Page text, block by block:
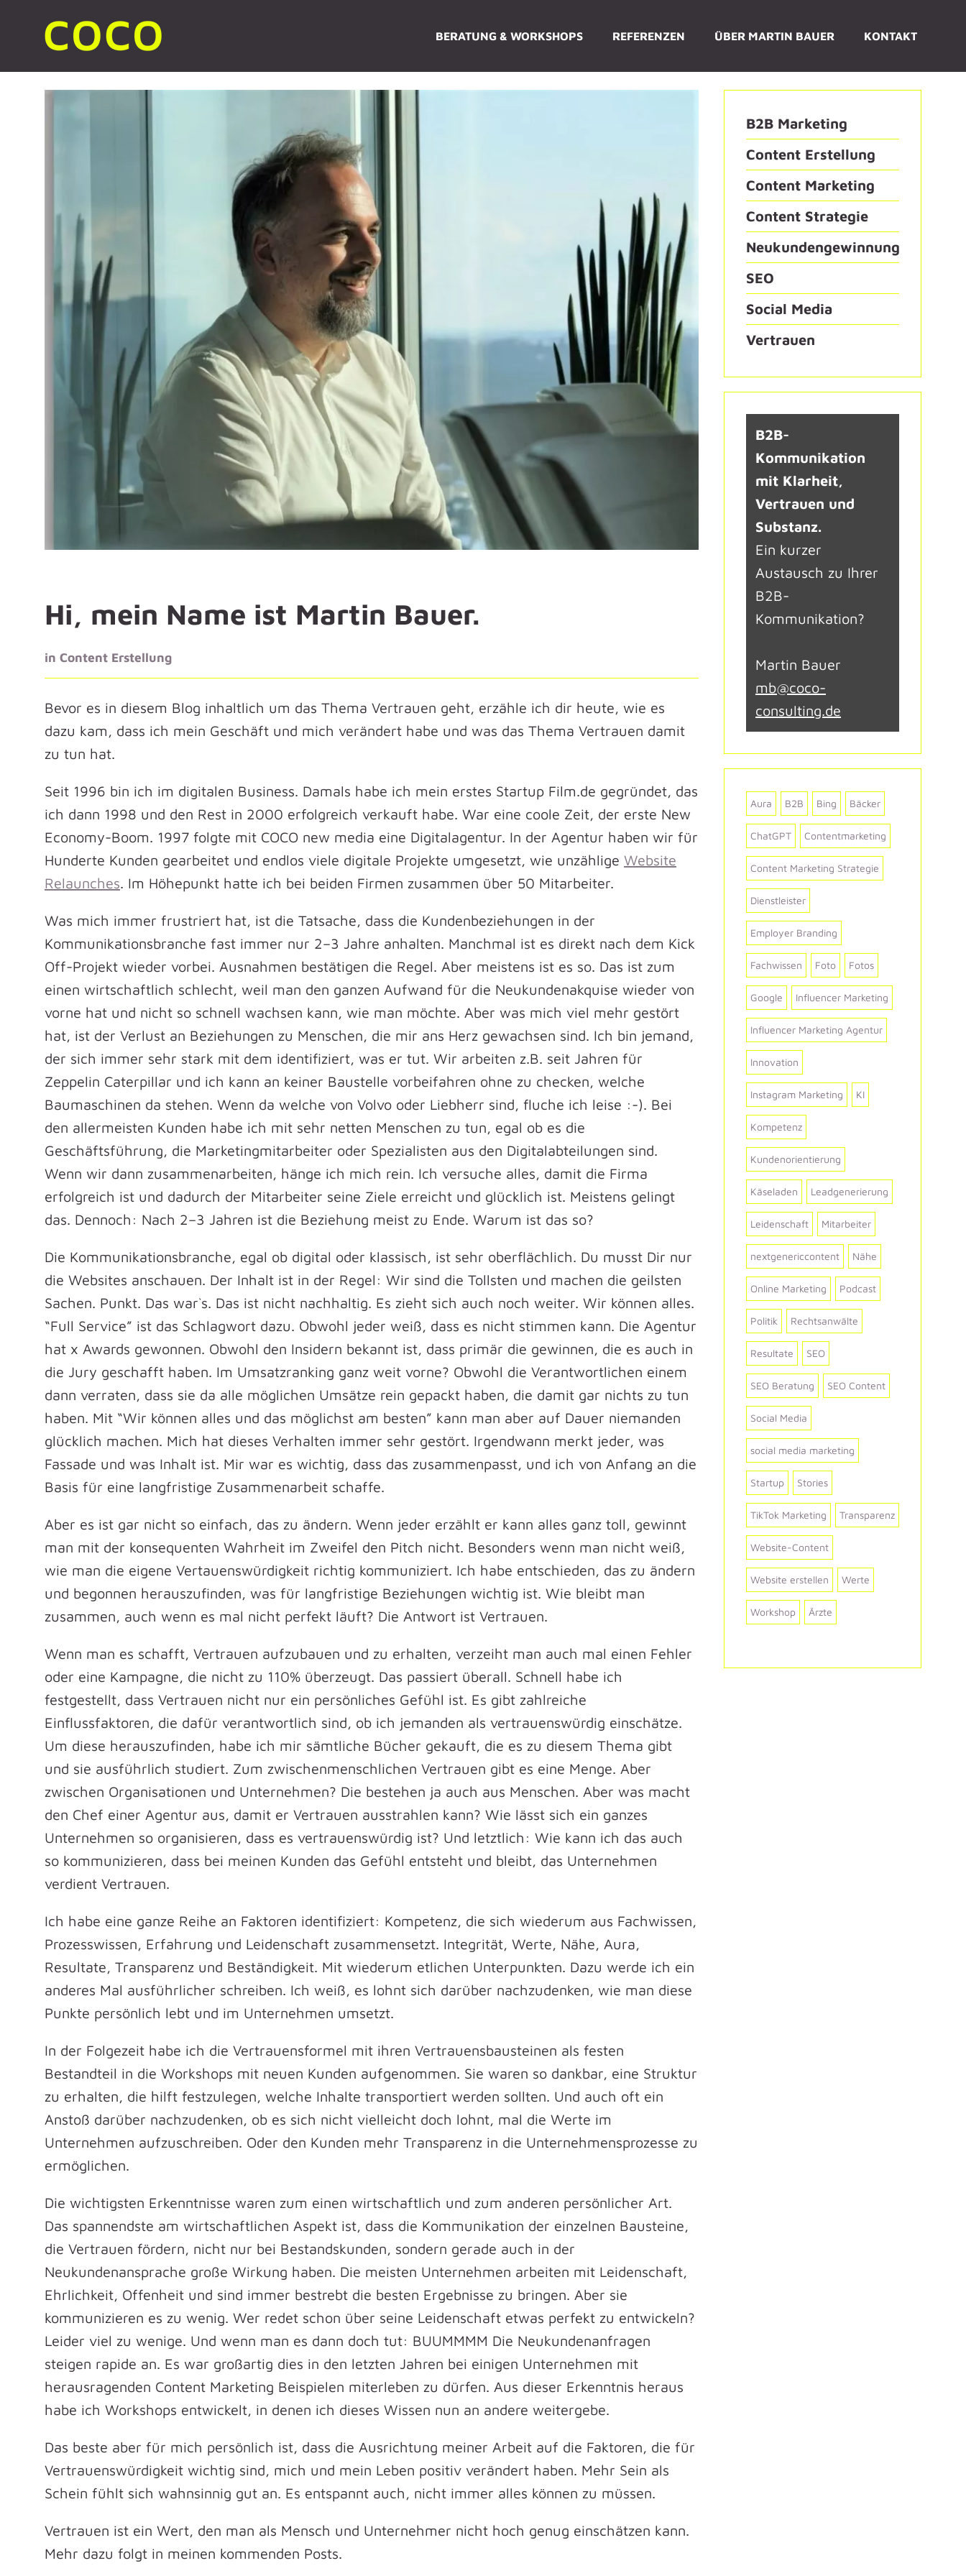
BERATUNG & WORKSHOPS REFERENZEN ÜBER MARTIN BAUER KONTAKT
Hi, mein Name ist Martin Bauer.
in Content Erstellung
Bevor es in diesem Blog inhaltlich um das Thema Vertrauen geht, erzähle ich dir heute, wie es
dazu kam, dass ich mein Geschäft und mich verändert habe und was das Thema Vertrauen damit
zu tun hat.
Seit 1996 bin ich im digitalen Business. Damals habe ich mein erstes Startup Film.de gegründet, das
ich dann 1998 und den Rest in 2000 erfolgreich verkauft habe. War eine coole Zeit, der erste New
Economy-Boom. 1997 folgte mit COCO new media eine Digitalagentur. In der Agentur haben wir für
Hunderte Kunden gearbeitet und endlos viele digitale Projekte umgesetzt, wie unzählige Website
Relaunches. Im Höhepunkt hatte ich bei beiden Firmen zusammen über 50 Mitarbeiter.
Was mich immer frustriert hat, ist die Tatsache, dass die Kundenbeziehungen in der
Kommunikationsbranche fast immer nur 2–3 Jahre anhalten. Manchmal ist es direkt nach dem Kick
Off-Projekt wieder vorbei. Ausnahmen bestätigen die Regel. Aber meistens ist es so. Das ist zum
einen wirtschaftlich schlecht, weil man den ganzen Aufwand für die Neukundenakquise wieder von
vorne hat und nicht so schnell wachsen kann, wie man möchte. Aber was mich viel mehr gestört
hat, ist der Verlust an Beziehungen zu Menschen, die mir ans Herz gewachsen sind. Ich bin jemand,
der sich immer sehr stark mit dem identifiziert, was er tut. Wir arbeiten z.B. seit Jahren für
Zeppelin Caterpillar und ich kann an keiner Baustelle vorbeifahren ohne zu checken, welche
Baumaschinen da stehen. Wenn da welche von Volvo oder Liebherr sind, fluche ich leise :-). Bei
den allermeisten Kunden habe ich mit sehr netten Menschen zu tun, egal ob es die
Geschäftsführung, die Marketingmitarbeiter oder Spezialisten aus den Digitalabteilungen sind.
Wenn wir dann zusammenarbeiten, hänge ich mich rein. Ich versuche alles, damit die Firma
erfolgreich ist und dadurch der Mitarbeiter seine Ziele erreicht und glücklich ist. Meistens gelingt
das. Dennoch: Nach 2–3 Jahren ist die Beziehung meist zu Ende. Warum ist das so?
Die Kommunikationsbranche, egal ob digital oder klassisch, ist sehr oberflächlich. Du musst Dir nur
die Websites anschauen. Der Inhalt ist in der Regel: Wir sind die Tollsten und machen die geilsten
Sachen. Punkt. Das war`s. Das ist nicht nachhaltig. Es zieht sich auch noch weiter. Wir können alles.
“Full Service” ist das Schlagwort dazu. Obwohl jeder weiß, dass es nicht stimmen kann. Die Agentur
hat x Awards gewonnen. Obwohl den Insidern bekannt ist, dass primär die gewinnen, die es auch in
die Jury geschafft haben. Im Umsatzranking ganz weit vorne? Obwohl die Verantwortlichen einem
dann verraten, dass sie da alle möglichen Umsätze rein gepackt haben, die damit gar nichts zu tun
haben. Mit “Wir können alles und das möglichst am besten” kann man aber auf Dauer niemanden
glücklich machen. Mich hat dieses Verhalten immer sehr gestört. Irgendwann merkt jeder, was
Fassade und was Inhalt ist. Mir war es wichtig, dass das zusammenpasst, und ich von Anfang an die
Basis für eine langfristige Zusammenarbeit schaffe.
Aber es ist gar nicht so einfach, das zu ändern. Wenn jeder erzählt er kann alles ganz toll, gewinnt
man mit der konsequenten Wahrheit im Zweifel den Pitch nicht. Besonders wenn man nicht weiß,
wie man die eigene Vertauenswürdigkeit richtig kommuniziert. Ich habe entschieden, das zu ändern
und begonnen herauszufinden, was für langfristige Beziehungen wichtig ist. Wie bleibt man
zusammen, auch wenn es mal nicht perfekt läuft? Die Antwort ist Vertrauen.
Wenn man es schafft, Vertrauen aufzubauen und zu erhalten, verzeiht man auch mal einen Fehler
oder eine Kampagne, die nicht zu 110% überzeugt. Das passiert überall. Schnell habe ich
festgestellt, dass Vertrauen nicht nur ein persönliches Gefühl ist. Es gibt zahlreiche
Einflussfaktoren, die dafür verantwortlich sind, ob ich jemanden als vertrauenswürdig einschätze.
Um diese herauszufinden, habe ich mir sämtliche Bücher gekauft, die es zu diesem Thema gibt
und sie ausführlich studiert. Zum zwischenmenschlichen Vertrauen gibt es eine Menge. Aber
zwischen Organisationen und Unternehmen? Die bestehen ja auch aus Menschen. Aber was macht
den Chef einer Agentur aus, damit er Vertrauen ausstrahlen kann? Wie lässt sich ein ganzes
Unternehmen so organisieren, dass es vertrauenswürdig ist? Und letztlich: Wie kann ich das auch
so kommunizieren, dass bei meinen Kunden das Gefühl entsteht und bleibt, das Unternehmen
verdient Vertrauen.
Ich habe eine ganze Reihe an Faktoren identifiziert: Kompetenz, die sich wiederum aus Fachwissen,
Prozesswissen, Erfahrung und Leidenschaft zusammensetzt. Integrität, Werte, Nähe, Aura,
Resultate, Transparenz und Beständigkeit. Mit wiederum etlichen Unterpunkten. Dazu werde ich ein
anderes Mal ausführlicher schreiben. Ich weiß, es lohnt sich darüber nachzudenken, wie man diese
Punkte persönlich lebt und im Unternehmen umsetzt.
In der Folgezeit habe ich die Vertrauensformel mit ihren Vertrauensbausteinen als festen
Bestandteil in die Workshops mit neuen Kunden aufgenommen. Sie waren so dankbar, eine Struktur
zu erhalten, die hilft festzulegen, welche Inhalte transportiert werden sollten. Und auch oft ein
Anstoß darüber nachzudenken, ob es sich nicht vielleicht doch lohnt, mal die Werte im
Unternehmen aufzuschreiben. Oder den Kunden mehr Transparenz in die Unternehmensprozesse zu
ermöglichen.
Die wichtigsten Erkenntnisse waren zum einen wirtschaftlich und zum anderen persönlicher Art.
Das spannendste am wirtschaftlichen Aspekt ist, dass die Kommunikation der einzelnen Bausteine,
die Vertrauen fördern, nicht nur bei Bestandskunden, sondern gerade auch in der
Neukundenansprache große Wirkung haben. Die meisten Unternehmen arbeiten mit Leidenschaft,
Ehrlichkeit, Offenheit und sind immer bestrebt die besten Ergebnisse zu bringen. Aber sie
kommunizieren es zu wenig. Wer redet schon über seine Leidenschaft etwas perfekt zu entwickeln?
Leider viel zu wenige. Und wenn man es dann doch tut: BUUMMMM Die Neukundenanfragen
steigen rapide an. Es war großartig dies in den letzten Jahren bei einigen Unternehmen mit
herausragenden Content Marketing Beispielen miterleben zu dürfen. Aus dieser Erkenntnis heraus
habe ich Workshops entwickelt, in denen ich dieses Wissen nun an andere weitergebe.
Das beste aber für mich persönlich ist, dass die Ausrichtung meiner Arbeit auf die Faktoren, die für
Vertrauenswürdigkeit wichtig sind, mich und mein Leben positiv verändert haben. Mehr Sein als
Schein fühlt sich wahnsinnig gut an. Es entspannt auch, nicht immer alles können zu müssen.
Vertrauen ist ein Wert, den man als Mensch und Unternehmer nicht hoch genug einschätzen kann.
Mehr dazu folgt in meinen kommenden Posts.
B2B Marketing
Content Erstellung
Content Marketing
Content Strategie
Neukundengewinnung
SEO
Social Media
Vertrauen
B2B-
Kommunikation
mit Klarheit,
Vertrauen und
Substanz.
Ein kurzer
Austausch zu Ihrer
B2B-
Kommunikation?
Martin Bauer
mb@coco-
consulting.de
Aura B2B Bing Bäcker
ChatGPT Contentmarketing
Content Marketing Strategie
Dienstleister
Employer Branding
Fachwissen Foto Fotos
Google Influencer Marketing
Influencer Marketing Agentur
Innovation
Instagram Marketing KI
Kompetenz
Kundenorientierung
Käseladen Leadgenerierung
Leidenschaft Mitarbeiter
nextgenericcontent Nähe
Online Marketing Podcast
Politik Rechtsanwälte
Resultate SEO
SEO Beratung SEO Content
Social Media
social media marketing
Startup Stories
TikTok Marketing Transparenz
Website-Content
Website erstellen Werte
Workshop Ärzte